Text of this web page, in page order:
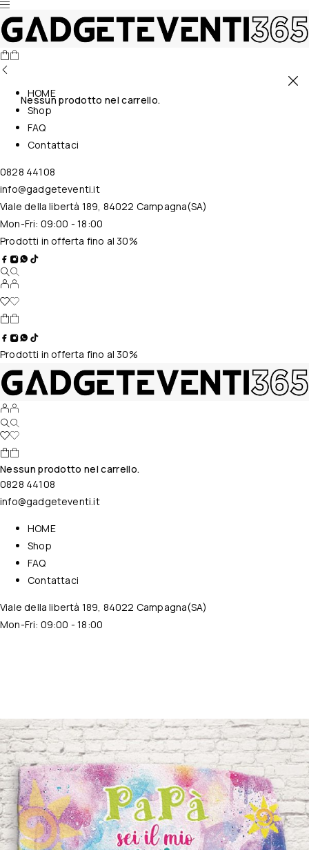
Nessun prodotto nel carrello.
HOME
Shop
FAQ
Contattaci
0828 44108
info@gadgeteventi.it
Viale della libertà 189, 84022 Campagna(SA)
Mon-Fri: 09:00 - 18:00
Prodotti in offerta fino al 30%
Prodotti in offerta fino al 30%
Nessun prodotto nel carrello.
0828 44108
info@gadgeteventi.it
HOME
Shop
FAQ
Contattaci
Viale della libertà 189, 84022 Campagna(SA)
Mon-Fri: 09:00 - 18:00